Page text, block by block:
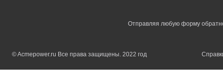
Отправляя любую форму
© Acmepower.ru Все права защищены. 2022 год